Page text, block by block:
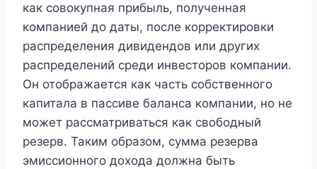
как совокупная прибыль, полученная
компанией до даты, после корректировки
распределения дивидендов или других
распределений среди инвесторов компании.
Он отображается как часть собственного
капитала в пассиве баланса компании, но не
может рассматриваться как свободный
резерв. Таким образом, сумма резерва
эмиссионного дохода должна быть